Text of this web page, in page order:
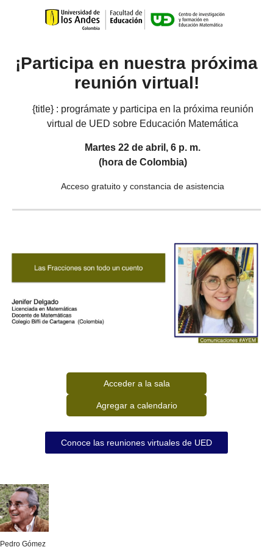
¡Participa en nuestra próxima
reunión virtual!
{title} : prográmate y participa en la próxima reunión
virtual de UED sobre Educación Matemática
Martes 22 de abril, 6 p. m.
(hora de Colombia)
Acceso gratuito y constancia de asistencia
Acceder a la sala
Agregar a calendario
Conoce las reuniones virtuales de UED
Pedro Gómez